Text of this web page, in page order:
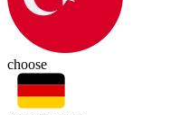
choose